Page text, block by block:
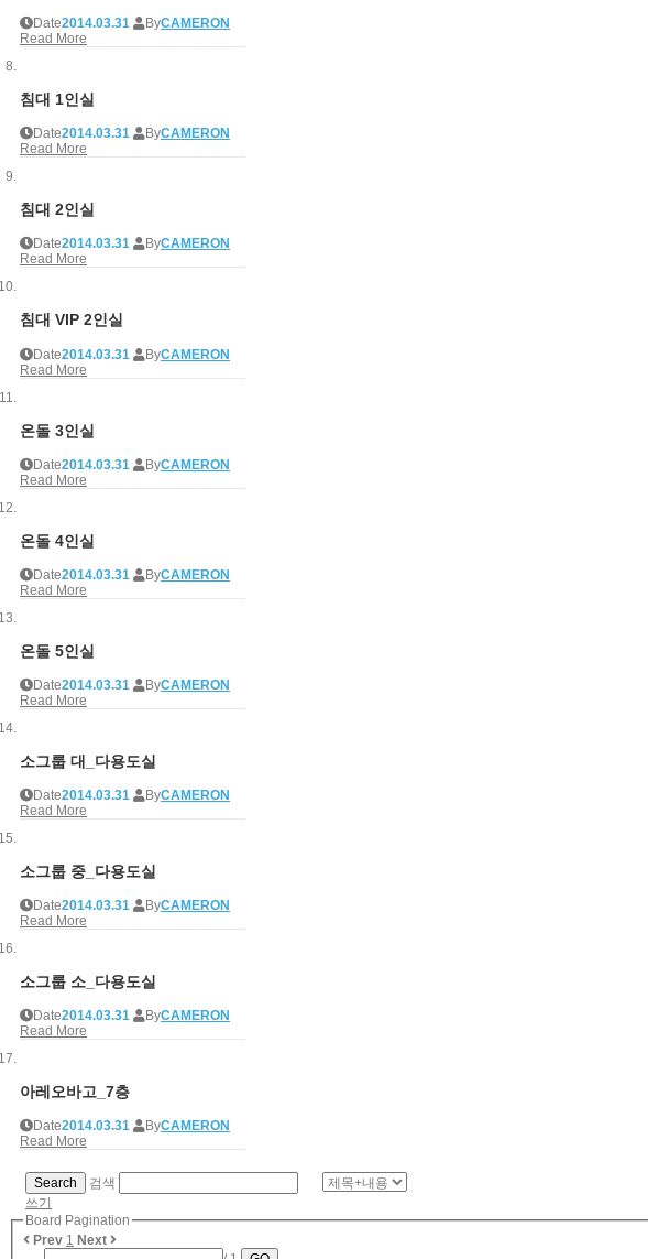
Date2014.03.31 ByCAMERON
Read More
침대 1인실
Date2014.03.31 ByCAMERON
Read More
침대 2인실
Date2014.03.31 ByCAMERON
Read More
침대 VIP 2인실
Date2014.03.31 ByCAMERON
Read More
온돌 3인실
Date2014.03.31 ByCAMERON
Read More
온돌 4인실
Date2014.03.31 ByCAMERON
Read More
온돌 5인실
Date2014.03.31 ByCAMERON
Read More
소그룹 대_다용도실
Date2014.03.31 ByCAMERON
Read More
소그룹 중_다용도실
Date2014.03.31 ByCAMERON
Read More
소그룹 소_다용도실
Date2014.03.31 ByCAMERON
Read More
아레오바고_7층
Date2014.03.31 ByCAMERON
Read More
Search
검색
쓰기
Board Pagination
Prev 1 Next